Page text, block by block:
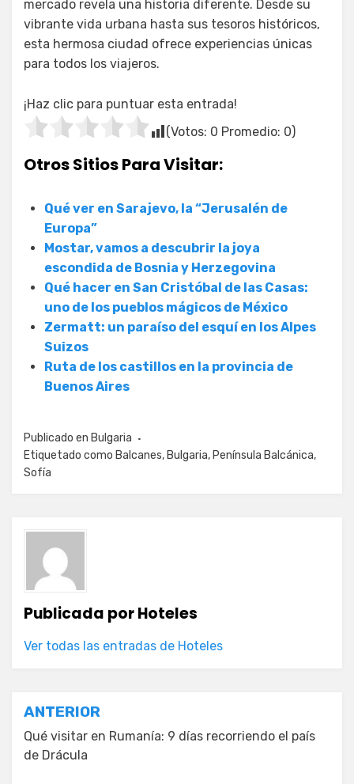
mercado revela una historia diferente. Desde su
vibrante vida urbana hasta sus tesoros históricos,
esta hermosa ciudad ofrece experiencias únicas
para todos los viajeros.
¡Haz clic para puntuar esta entrada!
(Votos: 0 Promedio: 0)
Otros Sitios Para Visitar:
Qué ver en Sarajevo, la “Jerusalén de
Europa”
Mostar, vamos a descubrir la joya
escondida de Bosnia y Herzegovina
Qué hacer en San Cristóbal de las Casas:
uno de los pueblos mágicos de México
Zermatt: un paraíso del esquí en los Alpes
Suizos
Ruta de los castillos en la provincia de
Buenos Aires
Publicado en Bulgaria
Etiquetado como Balcanes, Bulgaria, Península Balcánica,
Sofía
Publicada porHoteles
Ver todas las entradas de Hoteles
Navegación
de
entradas
ANTERIOR
Qué visitar en Rumanía: 9 días recorriendo el país
de Drácula